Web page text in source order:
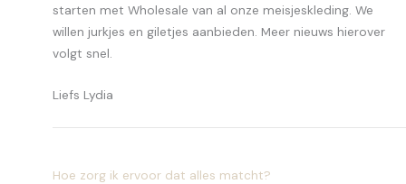
starten met Wholesale van al onze meisjeskleding. We
willen jurkjes en giletjes aanbieden. Meer nieuws hierover
volgt snel.
Liefs Lydia
Hoe zorg ik ervoor dat alles matcht?